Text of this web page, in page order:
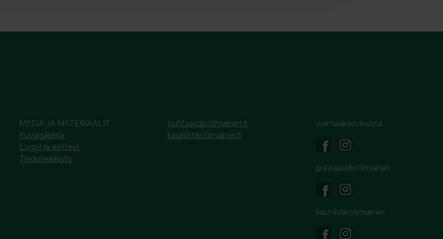
MEDIA JA MATERIAALIT
Kuvagalleria
Logot ja esitteet
Tiedotearkisto
puhtaastikotimainen.fi
kauniistikotimainen.fi
voimaakasviksista
puhtaastikotimainen
kauniistikotimainen